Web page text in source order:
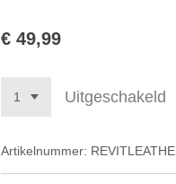
€ 49,99
Uitgeschakeld
Artikelnummer: